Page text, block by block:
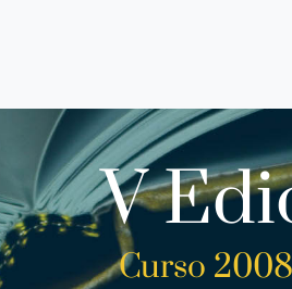
V
Curso